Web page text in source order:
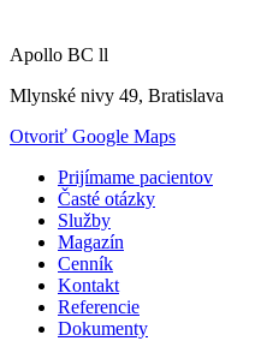
Apollo BC ll
Mlynské nivy 49, Bratislava
Otvoriť Google Maps
Prijímame pacientov
Časté otázky
Služby
Magazín
Cenník
Kontakt
Referencie
Dokumenty